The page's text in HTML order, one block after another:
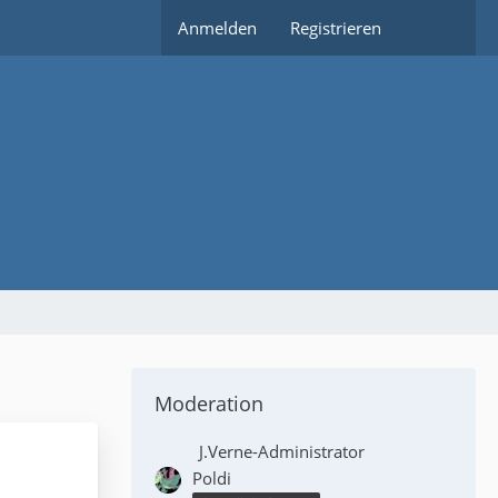
Anmelden Registrieren
Moderation
J.Verne-Administrator
Poldi